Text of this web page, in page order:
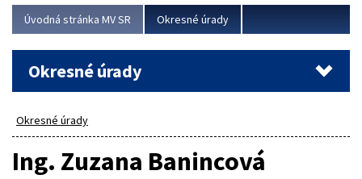
Viac
Úvodná stránka MV SR Okresné úrady
Okresné úrady
Okresné úrady
Ing. Zuzana Banincová